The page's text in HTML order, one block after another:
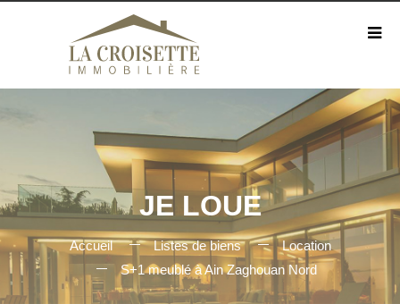
JE LOUE
Accueil Listes de biens
Location
S+1 meublé à Ain Zaghouan Nord